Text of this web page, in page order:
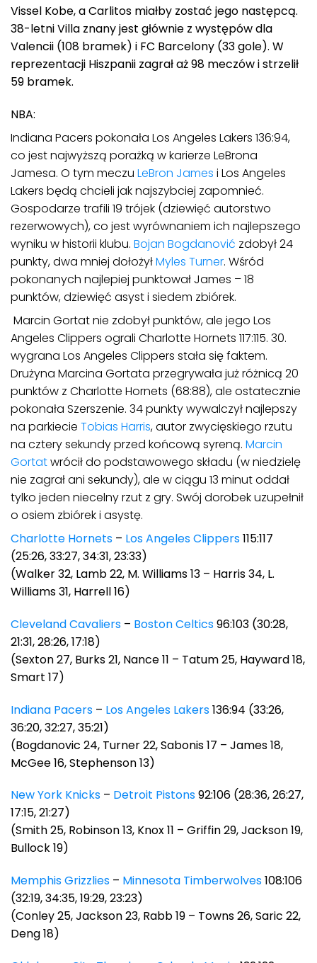
Vissel Kobe, a Carlitos miałby zostać jego następcą.
38-letni Villa znany jest głównie z występów dla
Valencii (108 bramek) i FC Barcelony (33 gole). W
reprezentacji Hiszpanii zagrał aż 98 meczów i strzelił
59 bramek.
NBA:
Indiana Pacers pokonała Los Angeles Lakers 136:94,
co jest najwyższą porażką w karierze LeBrona
Jamesa. O tym meczu LeBron James i Los Angeles
Lakers będą chcieli jak najszybciej zapomnieć.
Gospodarze trafili 19 trójek (dziewięć autorstwo
rezerwowych), co jest wyrównaniem ich najlepszego
wyniku w historii klubu. Bojan Bogdanović zdobył 24
punkty, dwa mniej dołożyłMyles Turner. Wśród
pokonanych najlepiej punktował James – 18
punktów, dziewięć asyst i siedem zbiórek.
Marcin Gortat nie zdobył punktów, ale jego Los
Angeles Clippers ograli Charlotte Hornets 117:115. 30.
wygrana Los Angeles Clippers stała się faktem.
Drużyna Marcina Gortata przegrywała już różnicą 20
punktów z Charlotte Hornets (68:88), ale ostatecznie
pokonała Szerszenie. 34 punkty wywalczył najlepszy
na parkiecie Tobias Harris, autor zwycięskiego rzutu
na cztery sekundy przed końcową syreną. Marcin
Gortatwrócił do podstawowego składu (w niedzielę
nie zagrał ani sekundy), ale w ciągu 13 minut oddał
tylko jeden niecelny rzut z gry. Swój dorobek uzupełnił
o osiem zbiórek i asystę.
Charlotte Hornets – Los Angeles Clippers115:117
(25:26, 33:27, 34:31, 23:33)
(Walker 32, Lamb 22, M. Williams 13 – Harris 34, L.
Williams 31, Harrell 16)
Cleveland Cavaliers – Boston Celtics96:103 (30:28,
21:31, 28:26, 17:18)
(Sexton 27, Burks 21, Nance 11 – Tatum 25, Hayward 18,
Smart 17)
Indiana Pacers – Los Angeles Lakers136:94 (33:26,
36:20, 32:27, 35:21)
(Bogdanovic 24, Turner 22, Sabonis 17 – James 18,
McGee 16, Stephenson 13)
New York Knicks – Detroit Pistons92:106 (28:36, 26:27,
17:15, 21:27)
(Smith 25, Robinson 13, Knox 11 – Griffin 29, Jackson 19,
Bullock 19)
Memphis Grizzlies – Minnesota Timberwolves108:106
(32:19, 34:35, 19:29, 23:23)
(Conley 25, Jackson 23, Rabb 19 – Towns 26, Saric 22,
Deng 18)